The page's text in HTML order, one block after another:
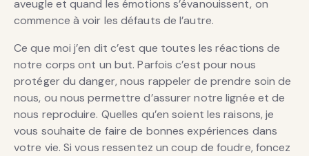
aveugle et quand les émotions s’évanouissent, on
commence à voir les défauts de l’autre.
Ce que moi j’en dit c’est que toutes les réactions de
notre corps ont un but. Parfois c’est pour nous
protéger du danger, nous rappeler de prendre soin de
nous, ou nous permettre d’assurer notre lignée et de
nous reproduire. Quelles qu’en soient les raisons, je
vous souhaite de faire de bonnes expériences dans
votre vie. Si vous ressentez un coup de foudre, foncez